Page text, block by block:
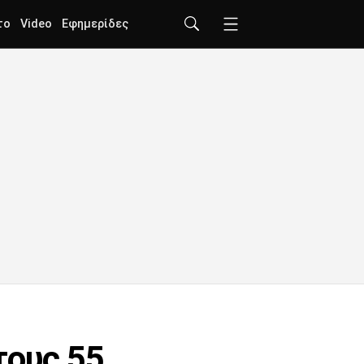
Video Εφημερίδες